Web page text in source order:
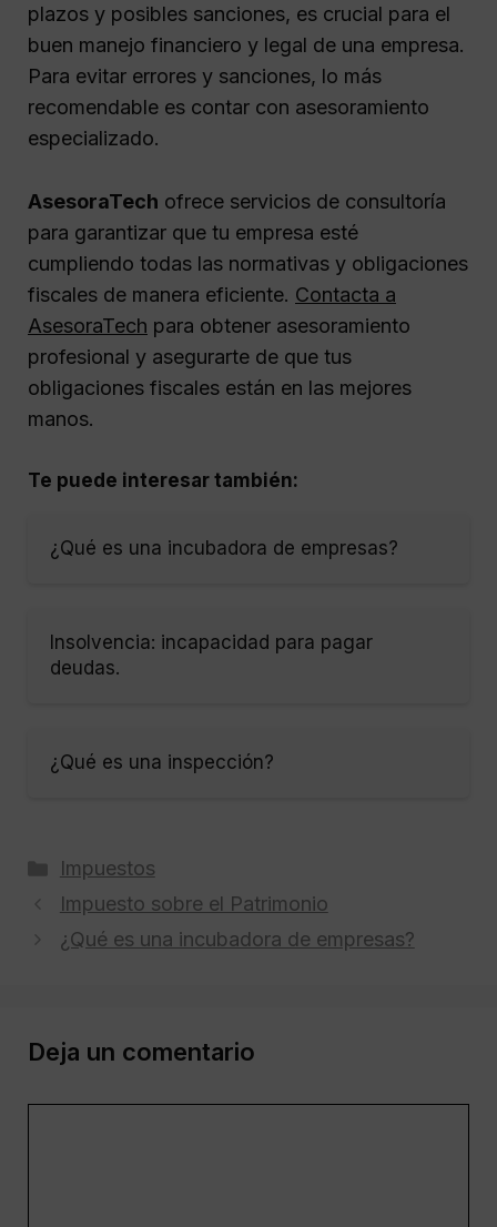
plazos y posibles sanciones, es crucial para el
buen manejo financiero y legal de una empresa.
Para evitar errores y sanciones, lo más
recomendable es contar con asesoramiento
especializado.
AsesoraTech ofrece servicios de consultoría
para garantizar que tu empresa esté
cumpliendo todas las normativas y obligaciones
fiscales de manera eficiente. Contacta a
AsesoraTech para obtener asesoramiento
profesional y asegurarte de que tus
obligaciones fiscales están en las mejores
manos.
Te puede interesar también:
¿Qué es una incubadora de empresas?
Insolvencia: incapacidad para pagar
deudas.
¿Qué es una inspección?
Categorías
Impuestos
Impuesto sobre el Patrimonio
¿Qué es una incubadora de empresas?
Deja un comentario